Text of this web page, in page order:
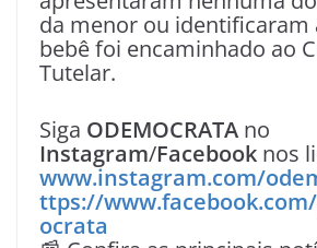
da menor ou identificaram
bebê foi encaminhado ao
Tutelar.
Siga ODEMOCRATA no
Instagram/Facebook nos
www.instagram.com/
ttps://
ocrata